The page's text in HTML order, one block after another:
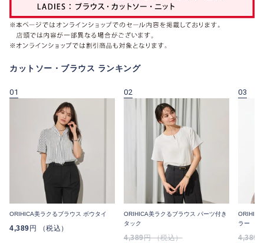
カットソー・ブラウス ランキング
01
ORIHICA美ラクるブラウス ボウタイ
4,389 円 （税込）
02
ORIHICA美ラクるブラウス パーツ付き
タック
4,389円 （税込）
03
ラー
4,389